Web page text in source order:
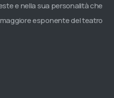
e nella sua personalità che
maggiore esponente del teatro